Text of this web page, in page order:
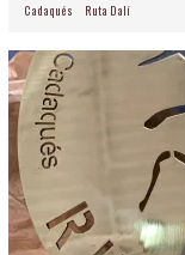
Cadaqués Ruta Dalí